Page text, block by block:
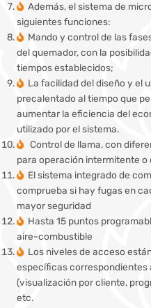
Además, el sistema de
siguientes funciones:
Mando y control de las
del quemador, con la
tiempos establecidos;
La facilidad del diseño y el
precalentado al tiempo que
aumentar la eficiencia del
utilizado por el sistema.
Control de llama, con
para operación intermitente o
El sistema integrado de
comprueba si hay fugas en
mayor seguridad
Hasta 15 puntos
aire-combustible
Los niveles de acceso
específicas correspondientes
(visualización por cliente,
etc.